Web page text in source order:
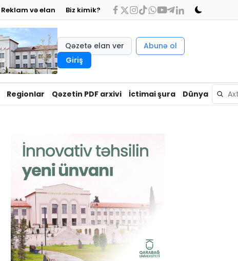
Reklam və elan Biz kimik?
Qəzetə elan ver
Abunə ol
Giriş
Regionlar Qəzetin PDF arxivi İctimai şura Dünya